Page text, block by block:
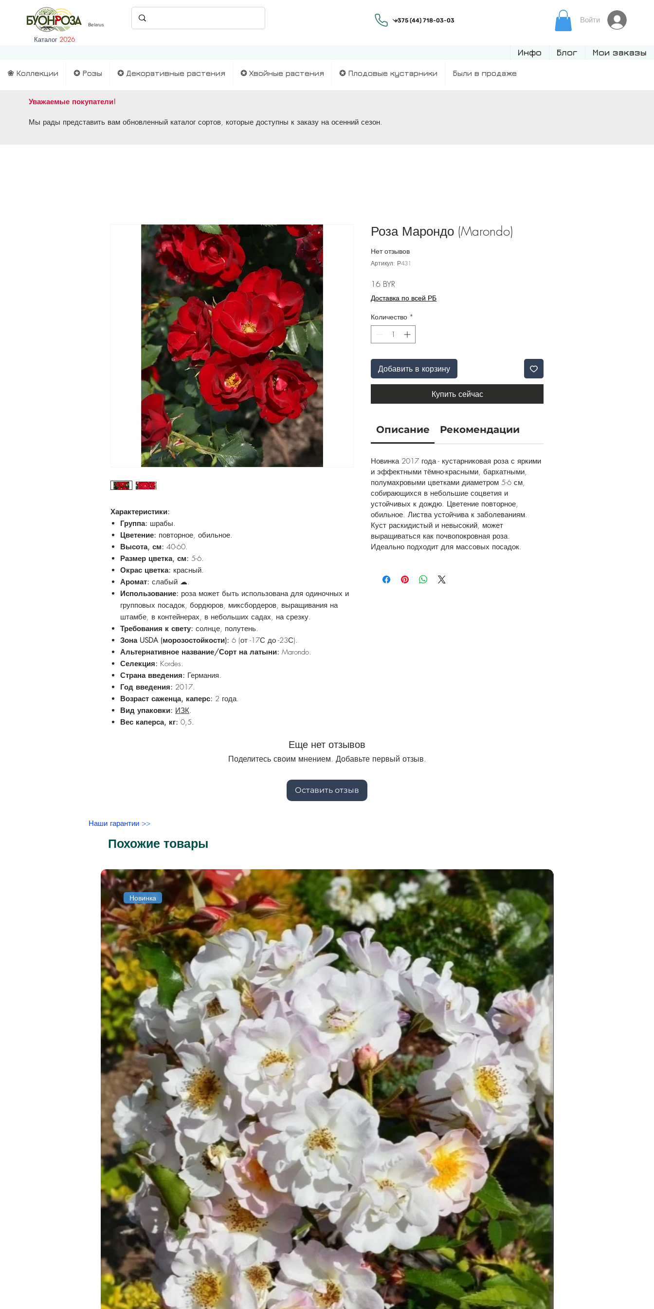
Belarus
Каталог 2026
Войти
Инфо Блог Мои заказы
❀ Коллекции ✪ Розы ✪ Декоративные растения ✪ Хвойные растения ✪ Плодовые кустарники Были в продаже
Уважаемые покупатели!
Мы рады представить вам обновленный каталог сортов, которые доступны к заказу на осенний сезон.
Характеристики:
Группа: шрабы.
Цветение: повторное, обильное.
Высота, см: 40-60.
Размер цветка, см: 5-6.
Окрас цветка: красный.
Аромат: слабый ☁.
Использование: роза может быть использована для одиночных и
групповых посадок, бордюров, миксбордеров, выращивания на
штамбе, в контейнерах, в небольших садах, на срезку.
Требования к свету: солнце, полутень.
Зона USDA (морозостойкости): 6 (от -17С до -23С).
Альтернативное название/Сорт на латыни: Marondo.
Селекция: Kordes.
Страна введения: Германия.
Год введения: 2017.
Возраст саженца, каперс: 2 года.
Вид упаковки: ИЗК.
Вес каперса, кг: 0,5.
Роза Марондо (Marondo)
Нет отзывов
Артикул: Р431
16 BYR
Доставка по всей РБ
Количество *
Добавить в корзину
Купить сейчас
Описание Рекомендации
Новинка 2017 года - кустарниковая роза с яркими
и эффектными тёмно-красными, бархатными,
полумахровыми цветками диаметром 5-6 см,
собирающихся в небольшие соцветия и
устойчивых к дождю. Цветение повторное,
обильное. Листва устойчива к заболеваниям.
Куст раскидистый и невысокий, может
выращиваться как почвопокровная роза.
Идеально подходит для массовых посадок.
Еще нет отзывов
Поделитесь своим мнением. Добавьте первый отзыв.
Оставить отзыв
Наши гарантии >>
Похожие товары
Новинка